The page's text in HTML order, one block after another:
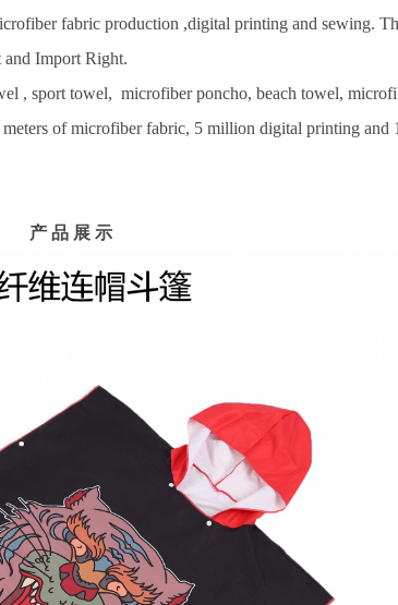
fabric production ,digital printing and sewing.
and Import Right.
, sport towel, microfiber poncho, beach towel,
of microfiber fabric, 5 million digital printing
产 品 展 示